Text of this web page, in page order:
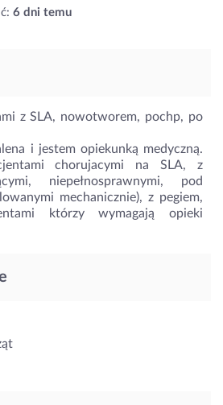
6 dni temu
z SLA, nowotworem, pochp, po
i jestem opiekunką medyczną.
chorujacymi na SLA, z
niepełnosprawnymi, pod
mechanicznie), z pegiem,
którzy wymagają opieki